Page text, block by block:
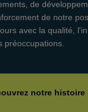
de
de notre
avec la qualité,
notre histoire